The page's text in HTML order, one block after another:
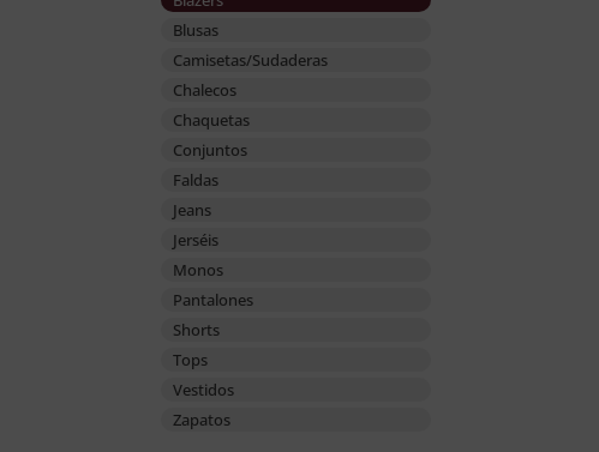
Blusas
Camisetas/Sudaderas
Chalecos
Chaquetas
Conjuntos
Faldas
Jeans
Jerséis
Monos
Pantalones
Shorts
Tops
Vestidos
Zapatos